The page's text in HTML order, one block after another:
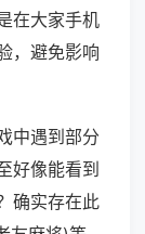
在大家手机
，避免影响
中遇到部分
好像能看到
确实存在此